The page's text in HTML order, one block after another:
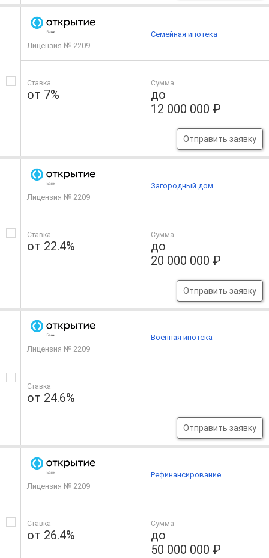
Лицензия № 2209
Ставка
от 7%
Сумма
до
12 000 000 ₽
Отправить заявку
Семейная ипотека
Лицензия № 2209
Ставка
от 22.4%
Сумма
до
20 000 000 ₽
Отправить заявку
Загородный дом
Лицензия № 2209
Ставка
от 24.6%
Отправить заявку
Военная ипотека
Лицензия № 2209
Ставка
от 26.4%
Сумма
до
50 000 000 ₽
Рефинансирование